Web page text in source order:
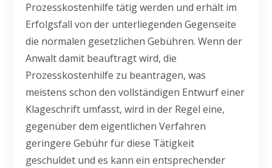
Prozesskostenhilfe tätig werden und erhält im
Erfolgsfall von der unterliegenden Gegenseite
die normalen gesetzlichen Gebühren. Wenn der
Anwalt damit beauftragt wird, die
Prozesskostenhilfe zu beantragen, was
meistens schon den vollständigen Entwurf einer
Klageschrift umfasst, wird in der Regel eine,
gegenüber dem eigentlichen Verfahren
geringere Gebühr für diese Tätigkeit
geschuldet und es kann ein entsprechender